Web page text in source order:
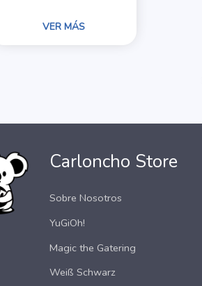
VER MÁS
Carloncho Store
Sobre Nosotros
YuGiOh!
Magic the Gatering
Weiß Schwarz